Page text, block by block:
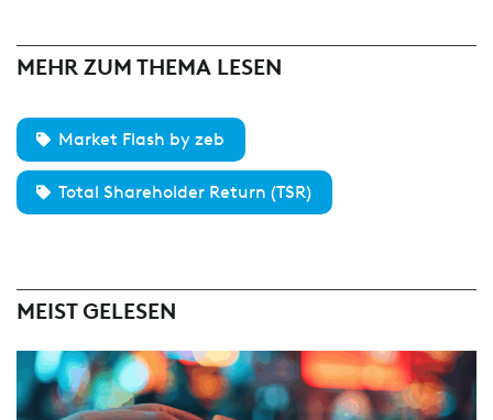
MEHR ZUM THEMA LESEN
Market Flash by zeb
Total Shareholder Return (TSR)
MEIST GELESEN